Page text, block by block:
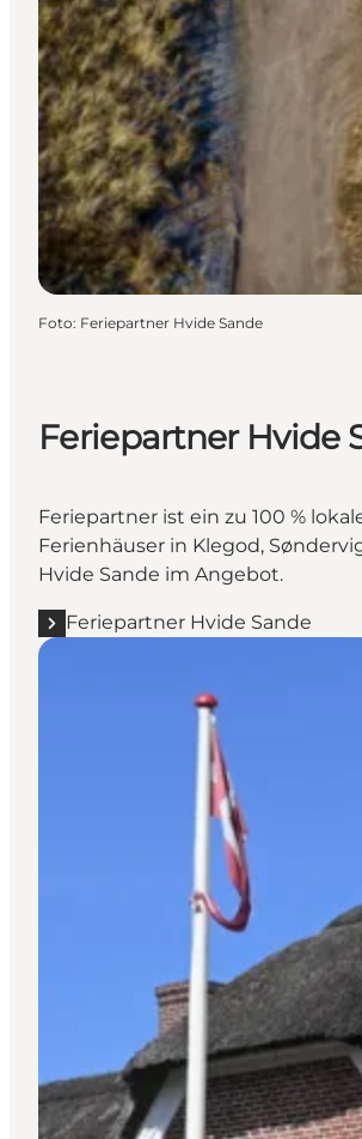
Foto: Feriepartner Hvide Sande
Feriepartner Hvide
Feriepartner ist ein zu 100 %
Ferienhäuser in Klegod,
Hvide Sande im Angebot.
Feriepartner Hvide Sande